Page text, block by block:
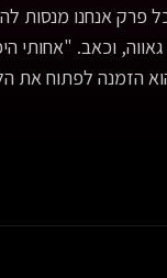
episodes/
journey-to-
episode/
דיברנו על ברלין (עונה 2, פרק 2):
פרק אנחנו מנסות
וכאב. "אחותי
הזמנה לפתוח את